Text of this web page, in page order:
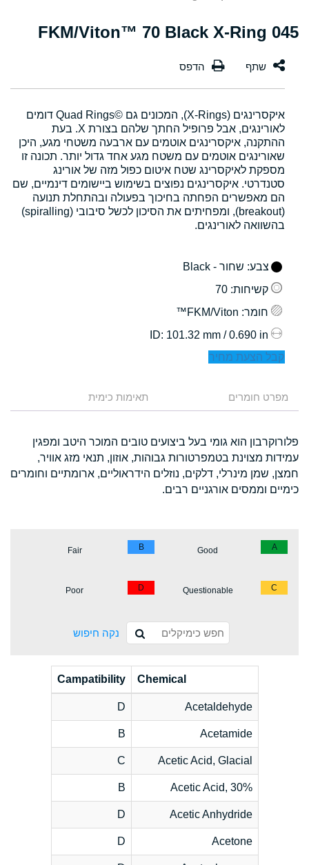
045 FKM/Viton™ 70 Black X-Ring
איקסרינגים (X-Rings), המכונים גם Quad Rings©‎ דומים
לאורינגים, אבל פרופיל החתך שלהם בצורת X. בעת
ההתקנה, איקסרינגים אוטמים עם ארבעה משטחי מגע, היכן
שאורינגים אוטמים עם משטח מגע אחד גדול יותר. תכונה זו
מספקת לאיקסרינג שטח איטום כפול מזה של אורינג
סטנדרטי. איקסרינגים נפוצים בשימוש ביישומים דינמיים, שם
הם מאפשרים הפחתה בחיכוך בפעולה ובהתחלת תנועה
(breakout), ומפחיתים את הסיכון לכשל סיבובי (spiralling)
בהשוואה לאורינגים.
צבע: שחור - Black
קשיחות: 70
חומר: FKM/Viton™
: 101.32 mm / 0.690 in
קבל הצעת מחיר
מפרט חומרים תאימות כימית
פלורוקרבון הוא גומי בעל ביצועים טובים המוכר היטב ומפגין
עמידות מצוינת בטמפרטורות גבוהות, אוזון, תנאי מזג אוויר,
חמצן, שמן מינרלי, דלקים, נוזלים הידראוליים, ארומתיים וחומרים
כימיים וממסים אורגניים רבים.
A
Good
B
Fair
C
Questionable
D
Poor
נקה חיפוש
Chemical
Campatibility
Acetaldehyde
D
Acetamide
B
Acetic Acid, Glacial
C
Acetic Acid, 30%
B
Acetic Anhydride
D
Acetone
D